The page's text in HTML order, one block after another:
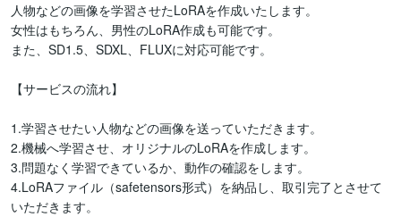
人物などの画像を学習させたLoRAを作成いたします。
女性はもちろん、男性のLoRA作成も可能です。
また、SD1.5、SDXL、FLUXに対応可能です。
【サービスの流れ】
1.学習させたい人物などの画像を送っていただきます。
2.機械へ学習させ、オリジナルのLoRAを作成します。
3.問題なく学習できているか、動作の確認をします。
4.LoRAファイル（safetensors形式）を納品し、取引完了とさせて
いただきます。